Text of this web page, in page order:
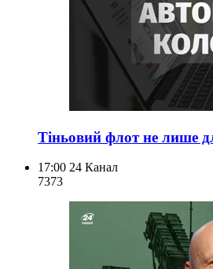
Тіньовий флот не лише
17:00 24 Канал
7373